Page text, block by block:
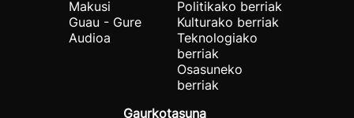
Makusi
Guau - Gure
Audioa
Politikako berriak
Kulturako berriak
Teknologiako
berriak
Osasuneko
berriak
Gaurkotasuna